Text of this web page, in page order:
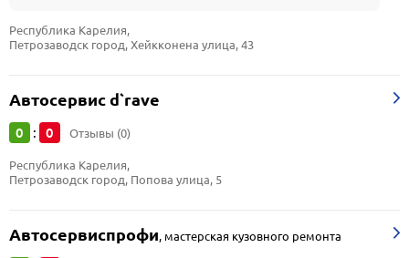
Республика Карелия,
Петрозаводск город, Хейкконена улица, 43
Автосервис d`rave
0 : 0 Отзывы (0)
Республика Карелия,
Петрозаводск город, Попова улица, 5
Автосервиспрофи, мастерская кузовного ремонта